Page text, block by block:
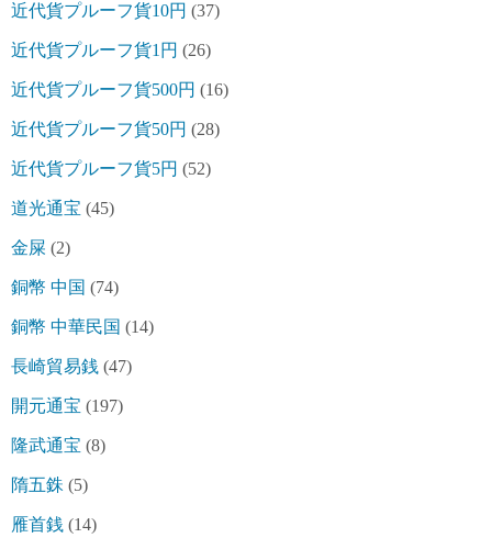
近代貨プルーフ貨10円 (37)
近代貨プルーフ貨1円 (26)
近代貨プルーフ貨500円 (16)
近代貨プルーフ貨50円 (28)
近代貨プルーフ貨5円 (52)
道光通宝 (45)
金屎 (2)
銅幣 中国 (74)
銅幣 中華民国 (14)
長崎貿易銭 (47)
開元通宝 (197)
隆武通宝 (8)
隋五銖 (5)
雁首銭 (14)